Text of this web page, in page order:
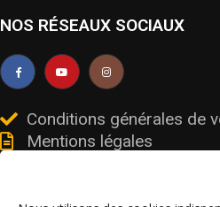
NOS RÉSEAUX SOCIAUX
Conditions générales de
Mentions légales